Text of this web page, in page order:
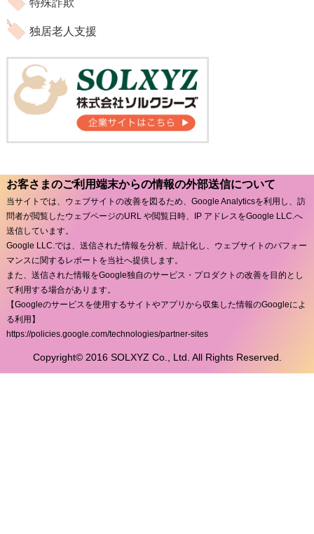
特殊詐欺
独居老人支援
お客さまのご利用端末からの情報の外部送信について
当サイトでは、ウェブサイトの改善を図るため、Google Analyticsを利用し、訪
問者が閲覧したウェブページのURL や閲覧日時、IP アドレスをGoogle LLC.へ
送信しています。
Google LLC.では、送信された情報を分析、統計化し、ウェブサイトのパフォー
マンスに関するレポートを当社へ提供します。
また、送信された情報をGoogle独自のサービス・プロダクトの改善を目的とし
て利用する場合があります。
【Googleのサービスを使用するサイトやアプリから収集した情報のGoogleによ
る利用】
https://policies.google.com/technologies/partner-sites
Copyright© 2016 SOLXYZ Co., Ltd. All Rights Reserved.